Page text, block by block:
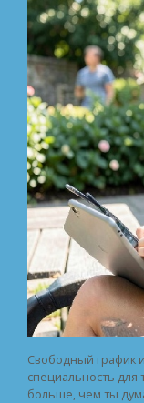
Свободный график
специальность для
больше, чем ты